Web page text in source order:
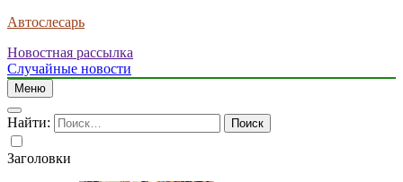
Автослесарь
Новостная рассылка
Случайные новости
Меню
Найти:
Заголовки